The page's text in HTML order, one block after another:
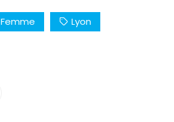
Femme
Lyon